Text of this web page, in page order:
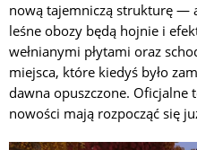
nową tajemniczą strukturę —
leśne obozy będą hojnie i
wełnianymi płytami oraz
miejsca, które kiedyś było
dawna opuszczone. Oficjalne
nowości mają rozpocząć się